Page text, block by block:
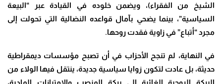
الشيخ من الفقراء)، ويضمن خلوده في القيادة عبر “البيعة
السياسية”، بينما يضحي بآمال قواعده النضالية التي تحولت إلى
مجرد “أتباع” في زاوية فقدت روحها.
في النهاية، لم تنجح الأحزاب في أن تصبح مؤسسات ديمقراطية
حديثة، بل عادت لتكون زوايا سياسية جديدة، ينتقل فيها الولاء من
البركة الروحية الغائبة إلى بركة المنصب والامتيازات المادية،